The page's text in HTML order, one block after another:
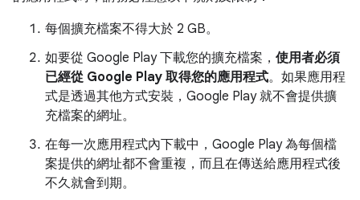
每個擴充檔案不得大於 2 GB。
如要從 Google Play 下載您的擴充檔案， 使用者必須
已經從 Google Play 取得您的應用程式。如果應用程
式是透過其他方式安裝，Google Play 就不會提供擴
充檔案的網址。
在每一次應用程式內下載中，Google Play 為每個檔
案提供的網址都不會重複，而且在傳送給應用程式後
不久就會到期。